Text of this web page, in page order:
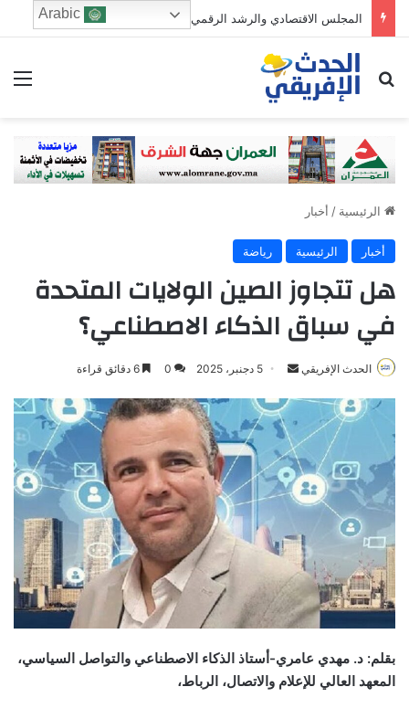
المجلس الاقتصادي والرشد الرقمي: من يحرس الطفولة في زمن الخوارزميات؟
ابحث عن
الرئيسية / أخبار
أخبار الرئيسية رياضة
هل تتجاوز الصين الولايات المتحدة
في سباق الذكاء الاصطناعي؟
الحدث الإفريقي
Send
email
5 دجنبر، 2025 0
بقلم: د. مهدي عامري-أستاذ الذكاء الاصطناعي والتواصل السياسي،
المعهد العالي للإعلام والاتصال، الرباط،
Arabic